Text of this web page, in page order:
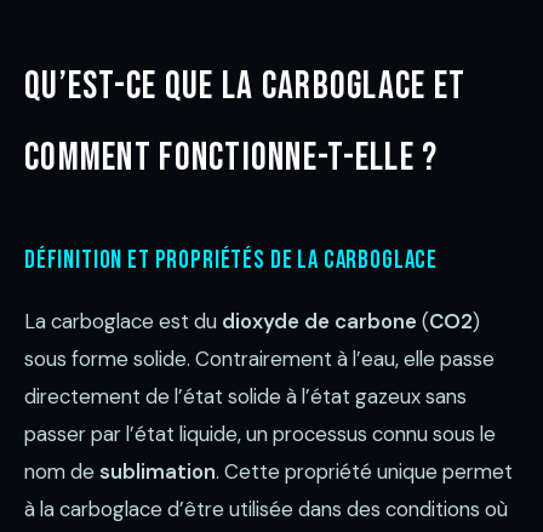
Qu’est-ce que la carboglace et
comment fonctionne-t-elle ?
Définition et propriétés de la carboglace
La carboglace est du dioxyde de carbone (CO2)
sous forme solide. Contrairement à l’eau, elle passe
directement de l’état solide à l’état gazeux sans
passer par l’état liquide, un processus connu sous le
nom de sublimation. Cette propriété unique permet
à la carboglace d’être utilisée dans des conditions où